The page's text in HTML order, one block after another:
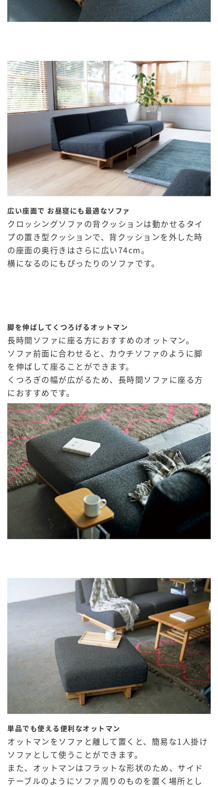
広い座面で お昼寝にも最適なソファ
クロッシングソファの背クッションは動かせるタイ
プの置き型クッションで、背クッションを外した時
の座面の奥行きはさらに広い74cm。
横になるのにもぴったりのソファです。
脚を伸ばしてくつろげるオットマン
長時間ソファに座る方におすすめのオットマン。
ソファ前面に合わせると、カウチソファのように脚
を伸ばして座ることができます。
くつろぎの幅が広がるため、長時間ソファに座る方
におすすめです。
単品でも使える便利なオットマン
オットマンをソファと離して置くと、簡易な1人掛け
ソファとして使うことができます。
また、オットマンはフラットな形状のため、サイド
テーブルのようにソファ周りのものを置く場所とし